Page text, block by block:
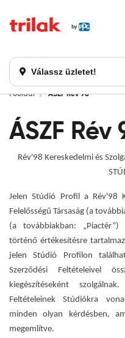
Válassz üzletet!
Fontos tájékoztatás!
Főoldal ÁSZF Rév 98
ÁSZF Rév
Rév'98 Kereskedelmi és
Jelen Stúdió Profil a Rév'98
Felelősségű Társaság (a
(a továbbiakban:
történő értékesítésre
jelen Stúdió Profilon
Szerződési Feltételeivel
kiegészítéseként
Feltételeinek Stúdiókra
minden olyan kérdésben,
megemlítve.